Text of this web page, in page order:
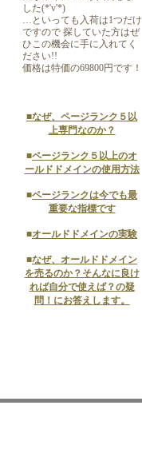
した(*'v'*)
…といっても入荷は1つだけ
ですので 探していた方はぜ
ひこの機会に手に入れてく
ださい!!
価格は特価の69800円です！
■なぜ、ページランク５以
上専門なのか？
■ページランク５以上のオ
ールドドメインの使用方法
■ページランクは今でも最
重要な指標です
■オールドドメインの実験
■なぜ、オールドドメイン
を売るのか？そんなに良け
れば自分で使えば？の疑
問！にお答えします。